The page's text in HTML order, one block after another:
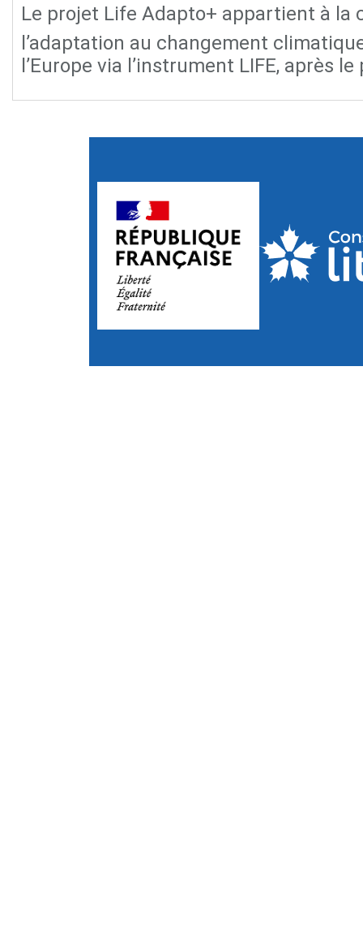
Le projet Life Adapto+ appartient à la
l’adaptation au changement
l’Europe via l’instrument LIFE, après